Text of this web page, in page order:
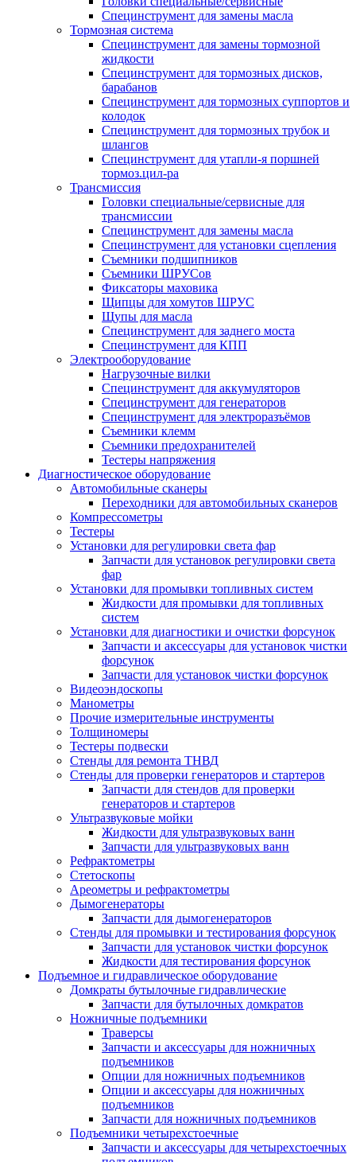
Специнструмент для замены масла
Тормозная система
Специнструмент для замены тормозной
жидкости
Специнструмент для тормозных дисков,
барабанов
Специнструмент для тормозных суппортов и
колодок
Специнструмент для тормозных трубок и
шлангов
Специнструмент для утапли-я поршней
тормоз.цил-ра
Трансмиссия
Головки специальные/сервисные для
трансмиссии
Специнструмент для замены масла
Специнструмент для установки сцепления
Съемники подшипников
Съемники ШРУСов
Фиксаторы маховика
Щипцы для хомутов ШРУС
Щупы для масла
Специнструмент для заднего моста
Специнструмент для КПП
Электрооборудование
Нагрузочные вилки
Специнструмент для аккумуляторов
Специнструмент для генераторов
Специнструмент для электроразъёмов
Съемники клемм
Съемники предохранителей
Тестеры напряжения
Диагностическое оборудование
Автомобильные сканеры
Переходники для автомобильных сканеров
Компрессометры
Тестеры
Установки для регулировки света фар
Запчасти для установок регулировки света
фар
Установки для промывки топливных систем
Жидкости для промывки для топливных
систем
Установки для диагностики и очистки форсунок
Запчасти и аксессуары для установок чистки
форсунок
Запчасти для установок чистки форсунок
Видеоэндоскопы
Манометры
Прочие измерительные инструменты
Толщиномеры
Тестеры подвески
Стенды для ремонта ТНВД
Стенды для проверки генераторов и стартеров
Запчасти для стендов для проверки
генераторов и стартеров
Ультразвуковые мойки
Жидкости для ультразвуковых ванн
Запчасти для ультразвуковых ванн
Рефрактометры
Стетоскопы
Ареометры и рефрактометры
Дымогенераторы
Запчасти для дымогенераторов
Стенды для промывки и тестирования форсунок
Запчасти для установок чистки форсунок
Жидкости для тестирования форсунок
Подъемное и гидравлическое оборудование
Домкраты бутылочные гидравлические
Запчасти для бутылочных домкратов
Ножничные подъемники
Траверсы
Запчасти и аксессуары для ножничных
подъемников
Опции для ножничных подъемников
Опции и аксессуары для ножничных
подъемников
Запчасти для ножничных подъемников
Подъемники четырехстоечные
Запчасти и аксессуары для четырехстоечных